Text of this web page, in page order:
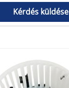
Kérdés küldése